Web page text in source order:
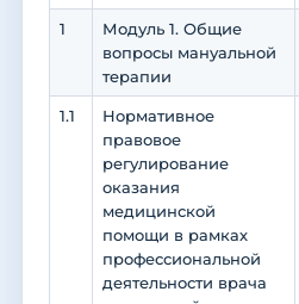
1
Модуль 1. Общие
вопросы мануальной
терапии
1.1
Нормативное
правовое
регулирование
оказания
медицинской
помощи в рамках
профессиональной
деятельности врача